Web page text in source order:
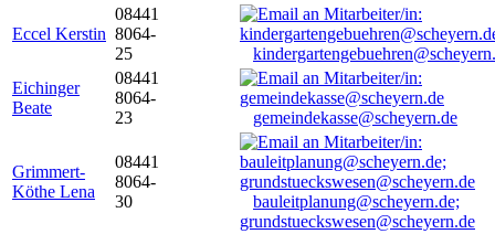
Eccel Kerstin
08441
8064-
25
Eichinger
Beate
08441
8064-
23
gemeindekasse@scheyern.de
Grimmert-
Köthe Lena
08441
8064-
30
bauleitplanung@scheyern.de;
grundstueckswesen@scheyern.de